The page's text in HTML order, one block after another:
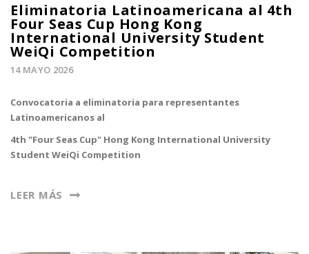
Eliminatoria Latinoamericana al 4th
Four Seas Cup Hong Kong
International University Student
WeiQi Competition
14 MAYO 2026
Convocatoria a eliminatoria para representantes
Latinoamericanos al
4th "Four Seas Cup" Hong Kong International University
Student WeiQi Competition
LEER MÁS